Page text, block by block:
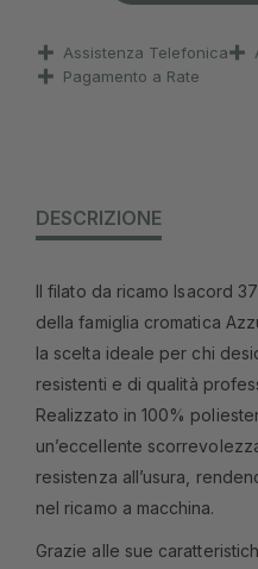
Assistenza Telefonica
Pagamento a Rate
DESCRIZIONE
Il filato da ricamo Isacord
della famiglia cromatica
la scelta ideale per chi
resistenti e di qualità
Realizzato in 100%
un’eccellente
resistenza all’usura,
nel ricamo a macchina.
Grazie alle sue